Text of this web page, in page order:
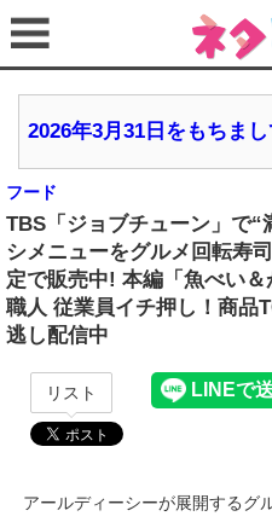
2026年3月31日をもちま
フード
TBS「ジョブチューン」で“
シメニューをグルメ回転寿
定で販売中! 本編「魚べい
職人 従業員イチ押し！商品
逃し配信中
リスト
アールディーシーが展開するグ